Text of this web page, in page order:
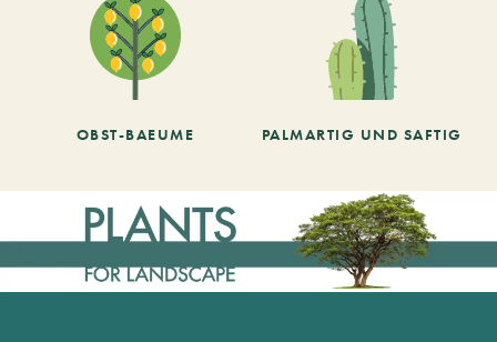
OBST-BAEUME PALMARTIG UND SAFTIG